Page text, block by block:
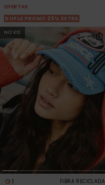
OFERTAS
DUPLA PROMO 25% EXTRA
NOVO
1 FIBRA RECICLADA